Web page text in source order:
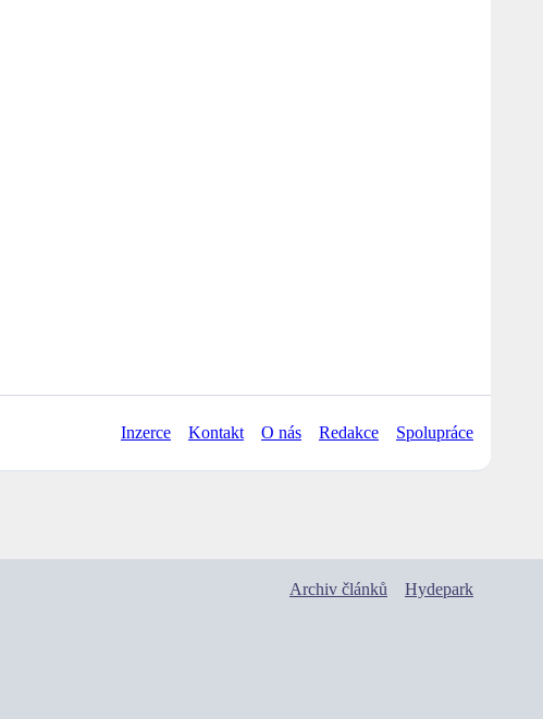
Inzerce Kontakt O nás Redakce Spolupráce
Archiv článků Hydepark